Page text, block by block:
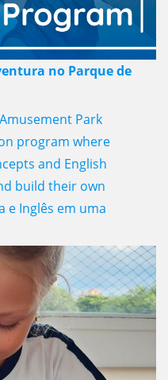
no Parque de
Park
program where
and English
build their own
e Inglês em uma